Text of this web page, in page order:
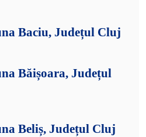
Baciu, Județul Cluj
Băișoara, Județul
Beliș, Județul Cluj